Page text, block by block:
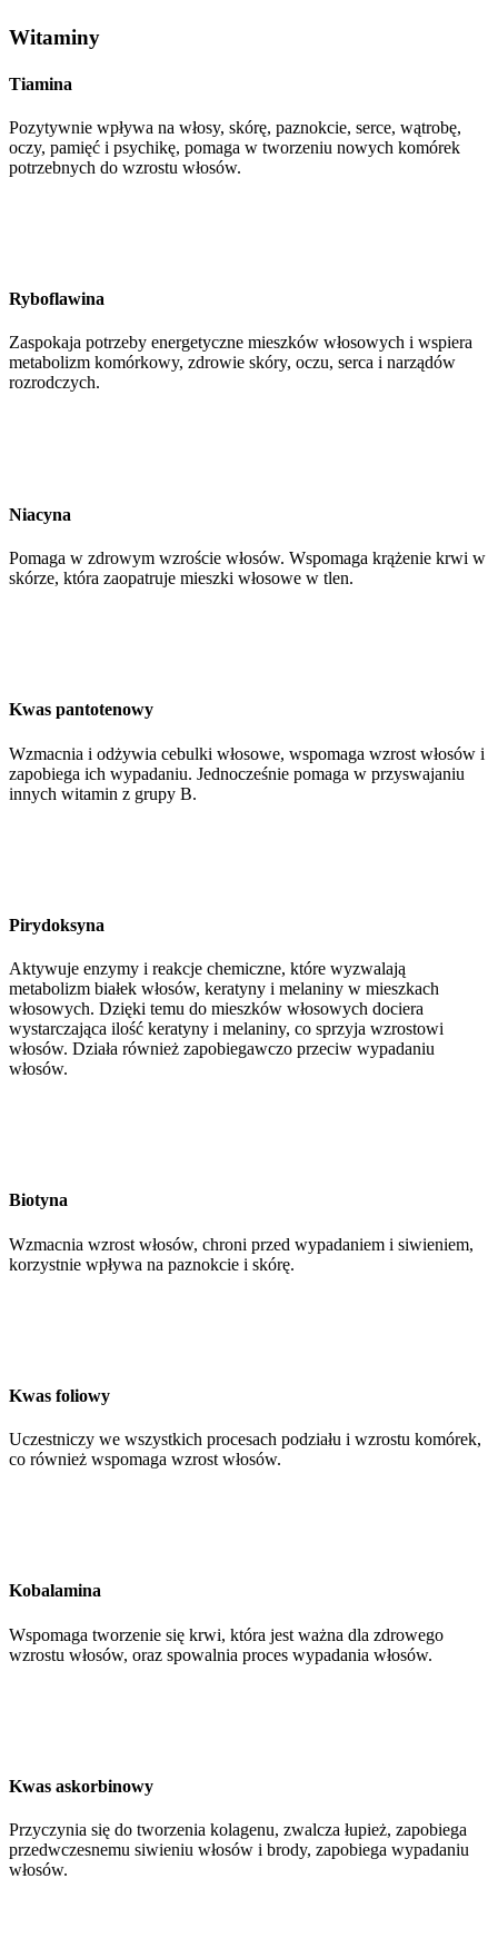
Witaminy
Tiamina
Pozytywnie wpływa na włosy, skórę, paznokcie, serce, wątrobę,
oczy, pamięć i psychikę, pomaga w tworzeniu nowych komórek
potrzebnych do wzrostu włosów.
Ryboflawina
Zaspokaja potrzeby energetyczne mieszków włosowych i wspiera
metabolizm komórkowy, zdrowie skóry, oczu, serca i narządów
rozrodczych.
Niacyna
Pomaga w zdrowym wzroście włosów. Wspomaga krążenie krwi w
skórze, która zaopatruje mieszki włosowe w tlen.
Kwas pantotenowy
Wzmacnia i odżywia cebulki włosowe, wspomaga wzrost włosów i
zapobiega ich wypadaniu. Jednocześnie pomaga w przyswajaniu
innych witamin z grupy B.
Pirydoksyna
Aktywuje enzymy i reakcje chemiczne, które wyzwalają
metabolizm białek włosów, keratyny i melaniny w mieszkach
włosowych. Dzięki temu do mieszków włosowych dociera
wystarczająca ilość keratyny i melaniny, co sprzyja wzrostowi
włosów. Działa również zapobiegawczo przeciw wypadaniu
włosów.
Biotyna
Wzmacnia wzrost włosów, chroni przed wypadaniem i siwieniem,
korzystnie wpływa na paznokcie i skórę.
Kwas foliowy
Uczestniczy we wszystkich procesach podziału i wzrostu komórek,
co również wspomaga wzrost włosów.
Kobalamina
Wspomaga tworzenie się krwi, która jest ważna dla zdrowego
wzrostu włosów, oraz spowalnia proces wypadania włosów.
Kwas askorbinowy
Przyczynia się do tworzenia kolagenu, zwalcza łupież, zapobiega
przedwczesnemu siwieniu włosów i brody, zapobiega wypadaniu
włosów.